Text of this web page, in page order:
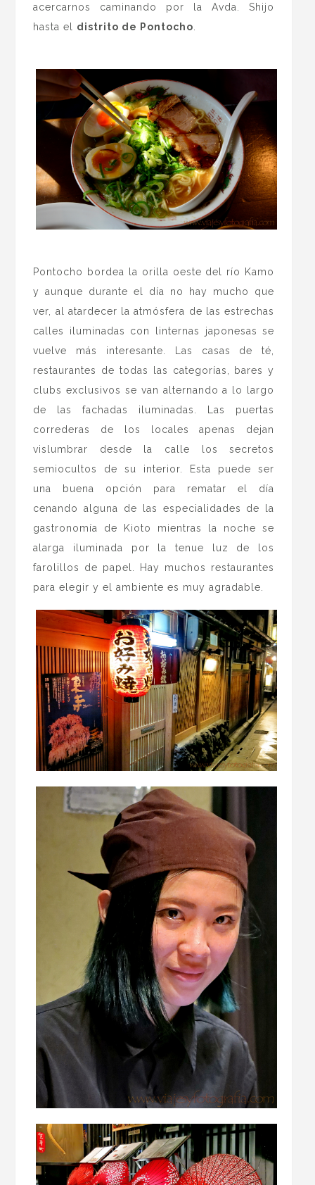
acercarnos caminando por la Avda. Shijo
hasta el distrito de Pontocho
Pontocho bordea la orilla oeste del río Kamo
y aunque durante el día no hay mucho que
ver, al atardecer la atmósfera de las estrechas
calles iluminadas con linternas japonesas se
vuelve más interesante. Las casas de té,
restaurantes de todas las categorías, bares y
clubs exclusivos se van alternando a lo largo
de las fachadas iluminadas. Las puertas
correderas de los locales apenas dejan
vislumbrar desde la calle los secretos
semiocultos de su interior. Esta puede ser
una buena opción para rematar el día
cenando alguna de las especialidades de la
gastronomía de Kioto mientras la noche se
alarga iluminada por la tenue luz de los
farolillos de papel. Hay muchos restaurantes
para elegir y el ambiente es muy agradable.